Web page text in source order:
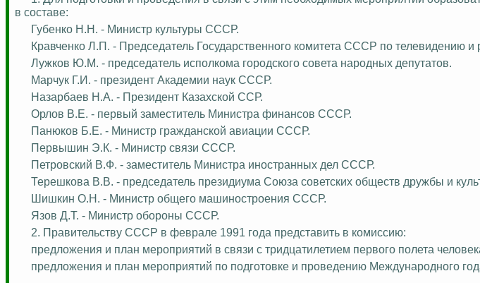
в составе:
Губенко Н.Н. - Министр культуры СССР.
Кравченко Л.П. - Председатель Государственного комитета СССР по телевидению
Лужков Ю.М. - председатель исполкома городского совета народных депутатов.
Марчук Г.И. - президент Академии наук СССР.
Назарбаев Н.А. - Президент Казахской ССР.
Орлов В.Е. - первый заместитель Министра финансов СССР.
Панюков Б.Е. - Министр гражданской авиации СССР.
Первышин Э.К. - Министр связи СССР.
Петровский В.Ф. - заместитель Министра иностранных дел СССР.
Терешкова В.В. - председатель президиума Союза советских обществ дружбы и
Шишкин О.Н. - Министр общего машиностроения СССР.
Язов Д.Т. - Министр обороны СССР.
2. Правительству СССР в феврале 1991 года представить в комиссию:
предложения и план мероприятий в связи с тридцатилетием первого полета
предложения и план мероприятий по подготовке и проведению Международного